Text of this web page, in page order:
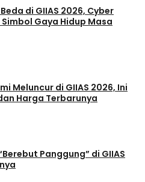
di GIIAS 2026, Cyber
Gaya Hidup Masa
Meluncur di GIIAS 2026, Ini
Harga Terbarunya
Panggung” di GIIAS